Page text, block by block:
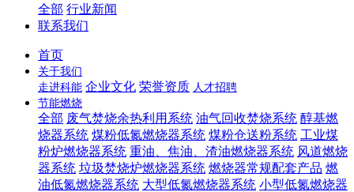
全部 行业新闻
联系我们
首页
关于我们
走进科能 企业文化 荣誉资质 人才招聘
节能燃烧
全部 废气焚烧余热利用系统 油气回收焚烧系统 醇基燃
烧器系统 煤粉低氮燃烧器系统 煤粉仓送粉系统 工业煤
粉炉燃烧器系统 重油、焦油、渣油燃烧器系统 风道燃烧
器系统 垃圾焚烧炉燃烧器系统 燃烧器常规配套产品 燃
油低氮燃烧器系统 大型低氮燃烧器系统 小型低氮燃烧器